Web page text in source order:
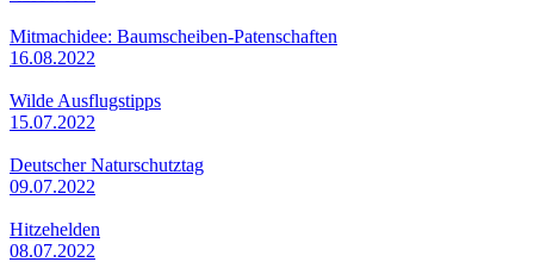
Mitmachidee: Baumscheiben-Patenschaften
16.08.2022
Wilde Ausflugstipps
15.07.2022
Deutscher Naturschutztag
09.07.2022
Hitzehelden
08.07.2022